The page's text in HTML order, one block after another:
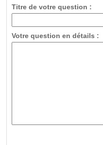
Titre de votre question :
Votre question en détails :